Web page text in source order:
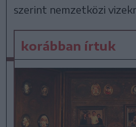
szerint nemzetközi
korábban írtuk